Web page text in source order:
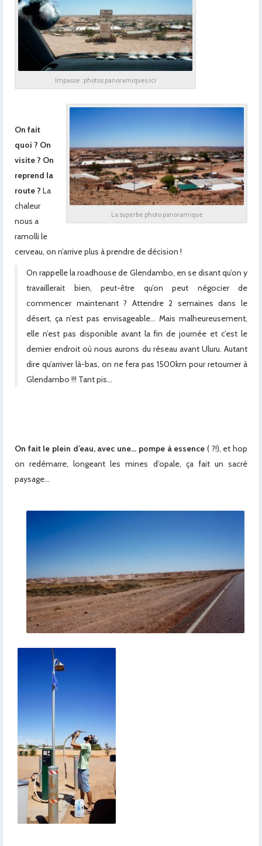
Impasse : photos panoramiques ici
La superbe photo panoramique
On fait
quoi ? On
visite ? On
reprend la
route ? La
chaleur
nous a
ramolli le
cerveau, on n’arrive plus à prendre de décision !
On rappelle la roadhouse de Glendambo, en se disant qu’on y
travaillerait bien, peut-être qu’on peut négocier de
commencer maintenant ? Attendre 2 semaines dans le
désert, ça n’est pas envisageable… Mais malheureusement,
elle n’est pas disponible avant la fin de journée et c’est le
dernier endroit où nous aurons du réseau avant Uluru. Autant
dire qu’arriver là-bas, on ne fera pas 1500km pour retourner à
Glendambo !!! Tant pis…
On fait le plein d’eau, avec une… pompe à essence ( ?!), et hop
on redémarre, longeant les mines d’opale, ça fait un sacré
paysage…